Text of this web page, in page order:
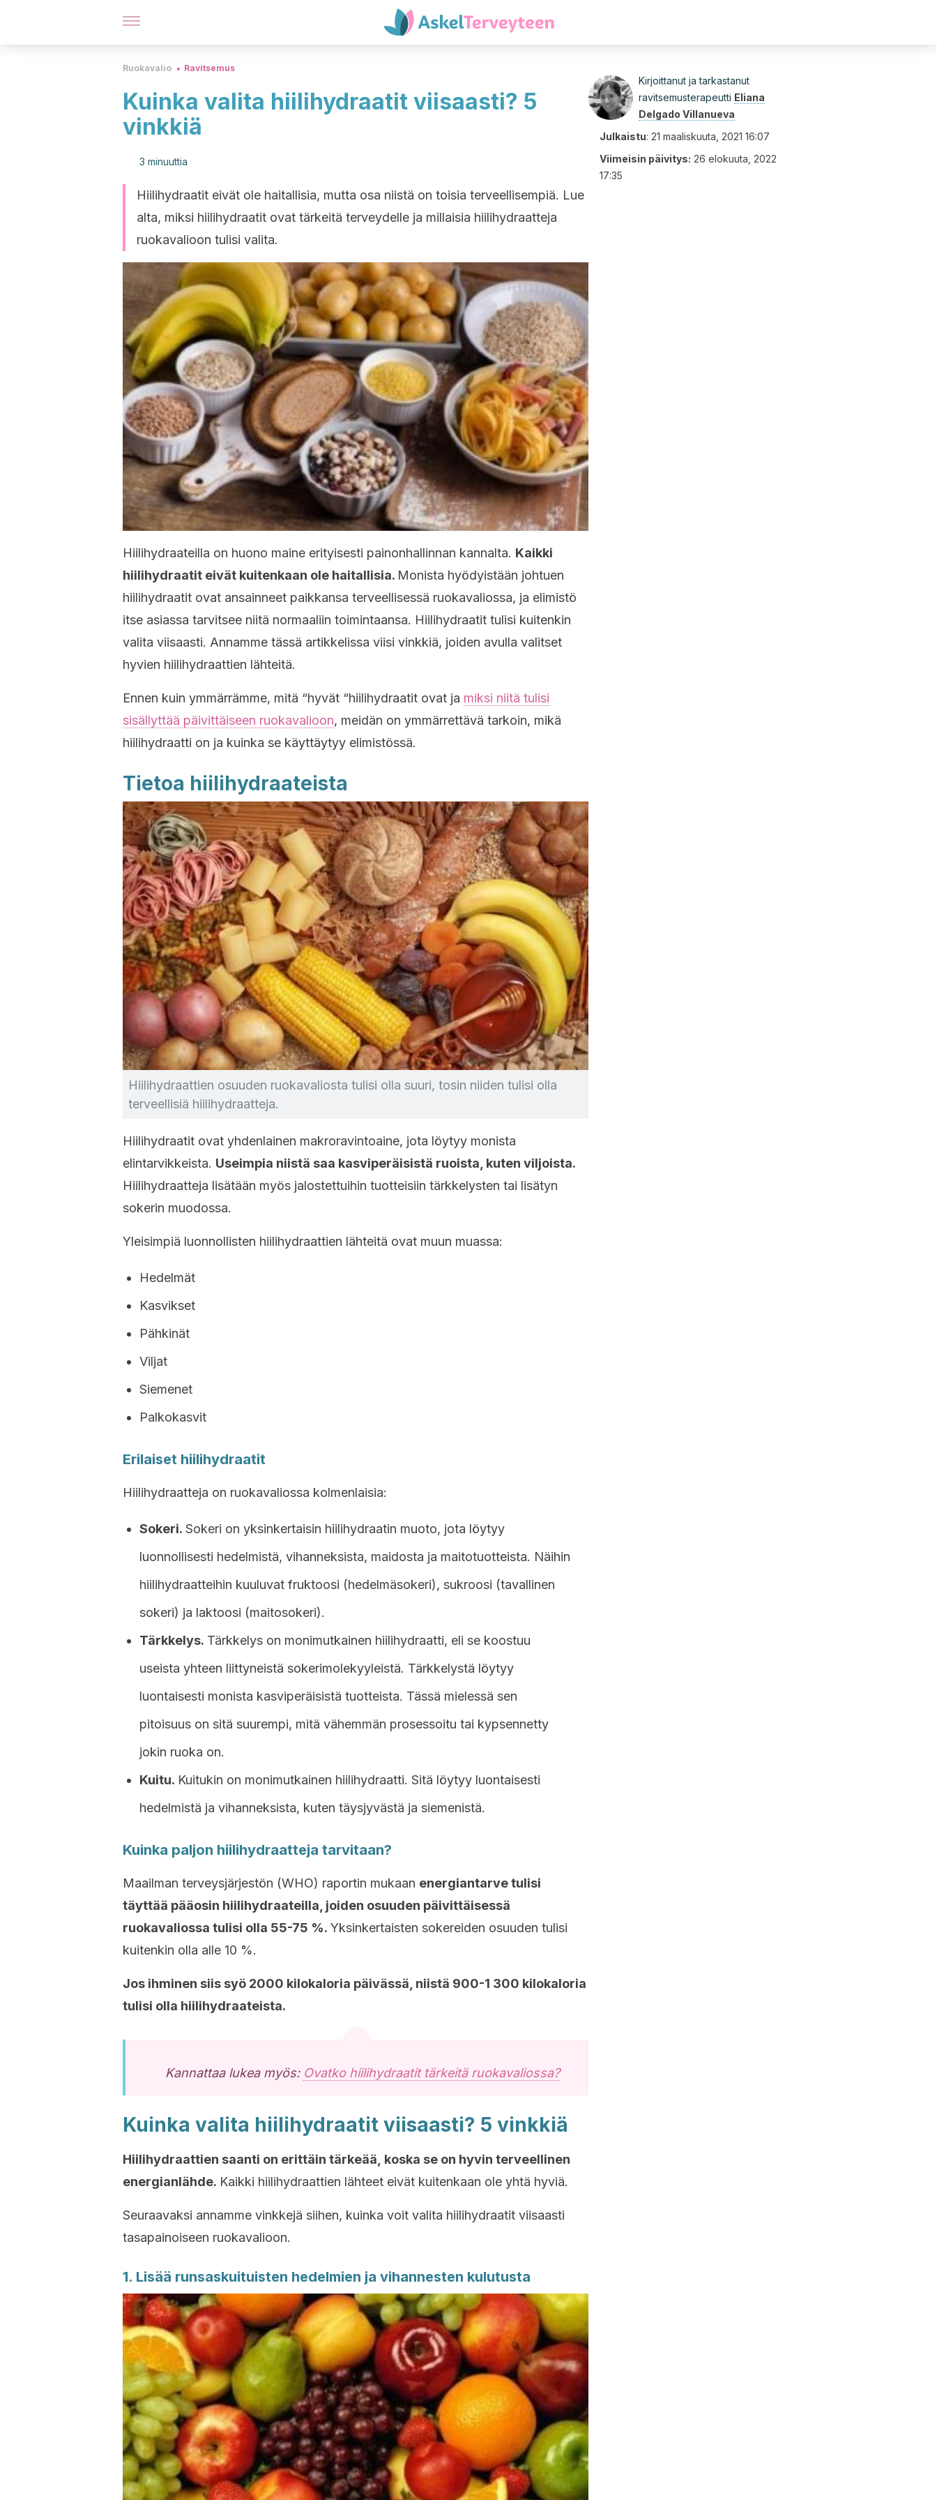
Ruokavalio Ravitsemus
Kuinka valita hiilihydraatit viisaasti? 5
vinkkiä
3 minuuttia
Hiilihydraatit eivät ole haitallisia, mutta osa niistä on toisia terveellisempiä. Lue
alta, miksi hiilihydraatit ovat tärkeitä terveydelle ja millaisia hiilihydraatteja
ruokavalioon tulisi valita.
Hiilihydraateilla on huono maine erityisesti painonhallinnan kannalta. Kaikki
hiilihydraatit eivät kuitenkaan ole haitallisia. Monista hyödyistään johtuen
hiilihydraatit ovat ansainneet paikkansa terveellisessä ruokavaliossa, ja elimistö
itse asiassa tarvitsee niitä normaaliin toimintaansa. Hiilihydraatit tulisi kuitenkin
valita viisaasti. Annamme tässä artikkelissa viisi vinkkiä, joiden avulla valitset
hyvien hiilihydraattien lähteitä.
Ennen kuin ymmärrämme, mitä “hyvät “hiilihydraatit ovat ja miksi niitä tulisi
sisällyttää päivittäiseen ruokavalioon, meidän on ymmärrettävä tarkoin, mikä
hiilihydraatti on ja kuinka se käyttäytyy elimistössä.
Tietoa hiilihydraateista
Hiilihydraattien osuuden ruokavaliosta tulisi olla suuri, tosin niiden tulisi olla
terveellisiä hiilihydraatteja.
Hiilihydraatit ovat yhdenlainen makroravintoaine, jota löytyy monista
elintarvikkeista. Useimpia niistä saa kasviperäisistä ruoista, kuten viljoista.
Hiilihydraatteja lisätään myös jalostettuihin tuotteisiin tärkkelysten tai lisätyn
sokerin muodossa.
Yleisimpiä luonnollisten hiilihydraattien lähteitä ovat muun muassa:
Hedelmät
Kasvikset
Pähkinät
Viljat
Siemenet
Palkokasvit
Erilaiset hiilihydraatit
Hiilihydraatteja on ruokavaliossa kolmenlaisia:
Sokeri. Sokeri on yksinkertaisin hiilihydraatin muoto, jota löytyy
luonnollisesti hedelmistä, vihanneksista, maidosta ja maitotuotteista. Näihin
hiilihydraatteihin kuuluvat fruktoosi (hedelmäsokeri), sukroosi (tavallinen
sokeri) ja laktoosi (maitosokeri).
Tärkkelys. Tärkkelys on monimutkainen hiilihydraatti, eli se koostuu
useista yhteen liittyneistä sokerimolekyyleistä. Tärkkelystä löytyy
luontaisesti monista kasviperäisistä tuotteista. Tässä mielessä sen
pitoisuus on sitä suurempi, mitä vähemmän prosessoitu tai kypsennetty
jokin ruoka on.
Kuitu. Kuitukin on monimutkainen hiilihydraatti. Sitä löytyy luontaisesti
hedelmistä ja vihanneksista, kuten täysjyvästä ja siemenistä.
Kuinka paljon hiilihydraatteja tarvitaan?
Maailman terveysjärjestön (WHO) raportin mukaan energiantarve tulisi
täyttää pääosin hiilihydraateilla, joiden osuuden päivittäisessä
ruokavaliossa tulisi olla 55-75 %. Yksinkertaisten sokereiden osuuden tulisi
kuitenkin olla alle 10 %.
Jos ihminen siis syö 2000 kilokaloria päivässä, niistä 900-1 300 kilokaloria
tulisi olla hiilihydraateista.
Kannattaa lukea myös: Ovatko hiilihydraatit tärkeitä ruokavaliossa?
Kuinka valita hiilihydraatit viisaasti? 5 vinkkiä
Hiilihydraattien saanti on erittäin tärkeää, koska se on hyvin terveellinen
energianlähde. Kaikki hiilihydraattien lähteet eivät kuitenkaan ole yhtä hyviä.
Seuraavaksi annamme vinkkejä siihen, kuinka voit valita hiilihydraatit viisaasti
tasapainoiseen ruokavalioon.
1. Lisää runsaskuituisten hedelmien ja vihannesten kulutusta
Kirjoittanut ja tarkastanut
ravitsemusterapeutti Eliana
Delgado Villanueva
Julkaistu: 21 maaliskuuta, 2021 16:07
Viimeisin päivitys: 26 elokuuta, 2022
17:35